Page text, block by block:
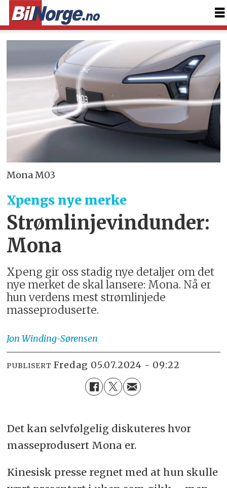
Mona M03
Xpengs nye merke
Strømlinjevindunder:
Mona
Xpeng gir oss stadig nye detaljer om det
nye merket de skal lansere: Mona. Nå er
hun verdens mest strømlinjede
masseproduserte.
Jon Winding-Sørensen
PUBLISERT fredag 05.07.2024 - 09:22
Det kan selvfølgelig diskuteres hvor
masseprodusert Mona er.
Kinesisk presse regnet med at hun skulle